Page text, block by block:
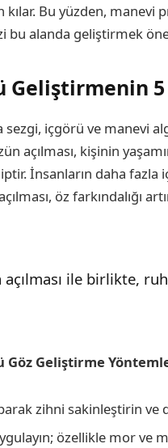
kılar. Bu yüzden,
bu alanda geliştirmek
Geliştirmenin
sezgi, içgörü ve manevi
açılması, kişinin
İnsanların daha fazla
öz farkındalığı
ile birlikte,
Göz Geliştirme
zihni sakinleştirin ve
özellikle mor ve